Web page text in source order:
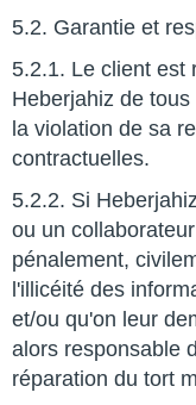
5.2. Garantie et
5.2.1. Le client est
Heberjahiz de
la violation de sa
contractuelles.
5.2.2. Si
ou un
pénalement,
l'illicéité des
et/ou qu'on leur
alors responsable
réparation du tort